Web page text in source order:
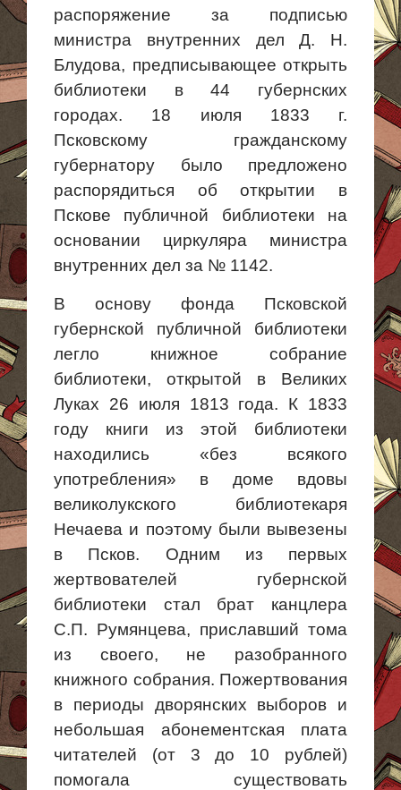
распоряжение за подписью
министра внутренних дел Д. Н.
Блудова, предписывающее открыть
библиотеки в 44 губернских
городах. 18 июля 1833 г.
Псковскому гражданскому
губернатору было предложено
распорядиться об открытии в
Пскове публичной библиотеки на
основании циркуляра министра
внутренних дел за № 1142.
В основу фонда Псковской
губернской публичной библиотеки
легло книжное собрание
библиотеки, открытой в Великих
Луках 26 июля 1813 года. К 1833
году книги из этой библиотеки
находились «без всякого
употребления» в доме вдовы
великолукского библиотекаря
Нечаева и поэтому были вывезены
в Псков. Одним из первых
жертвователей губернской
библиотеки стал брат канцлера
С.П. Румянцева, приславший тома
из своего, не разобранного
книжного собрания. Пожертвования
в периоды дворянских выборов и
небольшая абонементская плата
читателей (от 3 до 10 рублей)
помогала существовать